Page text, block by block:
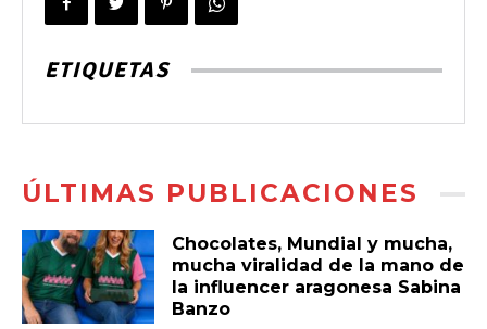
ETIQUETAS
ÚLTIMAS PUBLICACIONES
Chocolates, Mundial y mucha,
mucha viralidad de la mano de
la influencer aragonesa Sabina
Banzo